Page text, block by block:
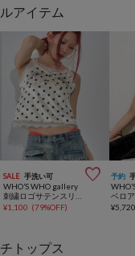
アイテム
SALE 手洗い可 
WHO’S WHO gallery
¥1,100 (79%OFF)
予約
ベロ
¥
トップス